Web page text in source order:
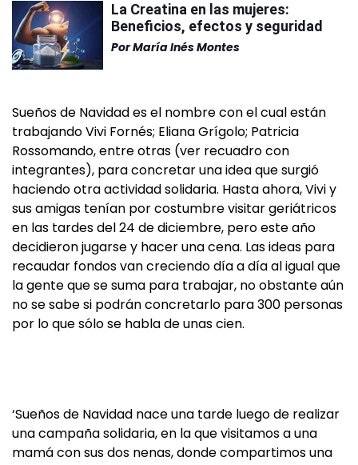
La Creatina en las mujeres:
Beneficios, efectos y seguridad
PorMaría Inés Montes
Sueños de Navidad es el nombre con el cual están
trabajando Vivi Fornés; Eliana Grígolo; Patricia
Rossomando, entre otras (ver recuadro con
integrantes), para concretar una idea que surgió
haciendo otra actividad solidaria. Hasta ahora, Vivi y
sus amigas tenían por costumbre visitar geriátricos
en las tardes del 24 de diciembre, pero este año
decidieron jugarse y hacer una cena. Las ideas para
recaudar fondos van creciendo día a día al igual que
la gente que se suma para trabajar, no obstante aún
no se sabe si podrán concretarlo para 300 personas
por lo que sólo se habla de unas cien.
‘Sueños de Navidad nace una tarde luego de realizar
una campaña solidaria, en la que visitamos a una
mamá con sus dos nenas, donde compartimos una